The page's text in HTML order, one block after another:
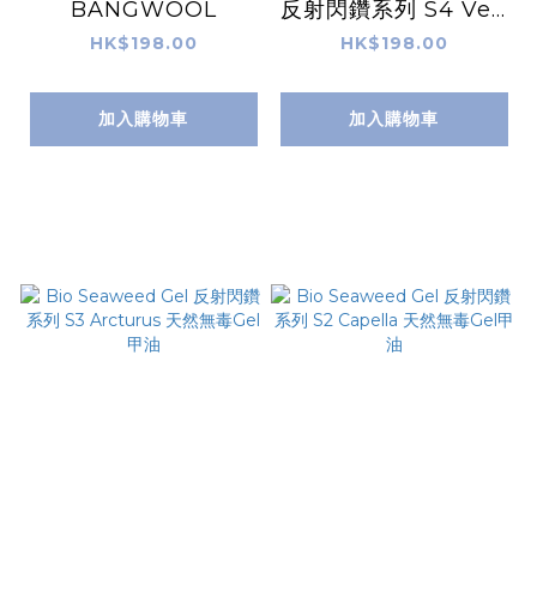
BANGWOOL
HK$198.00
加入購物車
反射閃鑽系列 S4 Veg
a 天然無毒Gel甲油
HK$198.00
加入購物車